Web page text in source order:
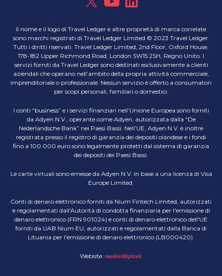
Il nome e il logo di Travel Ledger e altre proprietà di marca correlate
sono marchi registrati di Travel Ledger Limited © 2023 Travel Ledger.
Tutti i diritti riservati. Travel Ledger Limited, 2nd Floor, Oxford House,
178-182 Upper Richmond Road, London SW15 2SH, Regno Unito. I
servizi forniti da Travel Ledger sono destinati esclusivamente a clienti
aziendali che operano nell’ambito della propria attività commerciale,
imprenditoriale o professionale. Nessun servizio è offerto a consumatori
per scopi personali, familiari o domestici.
I conti “business” e i servizi finanziari nell’Unione Europea sono forniti
da Adyen N.V., operante come Adyen, autorizzata dalla “De
Nederlandsche Bank” nei Paesi Bassi. Nell’UE, Adyen N.V. è inoltre
registrata presso il registro di garanzia dei depositi olandese e i fondi
fino a 100.000 euro sono legalmente protetti dal sistema di garanzia
dei depositi dei Paesi Bassi.
Le carte virtuali sono emesse da Adyen N.V. in base a una licenza di Visa
Europe Limited.
Conti di denaro elettronico forniti da Nium Fintech Limited, autorizzati
e regolamentati dall'Autorità di condotta finanziaria per l'emissione di
denaro elettronico (FRN 901024) e conti di denaro elettronico dell'UE
forniti da UAB Nium EU, autorizzati e regolamentati dalla Banca di
Lituania per l'emissione di denaro elettronico (LB000420).
Website: madewithpixels